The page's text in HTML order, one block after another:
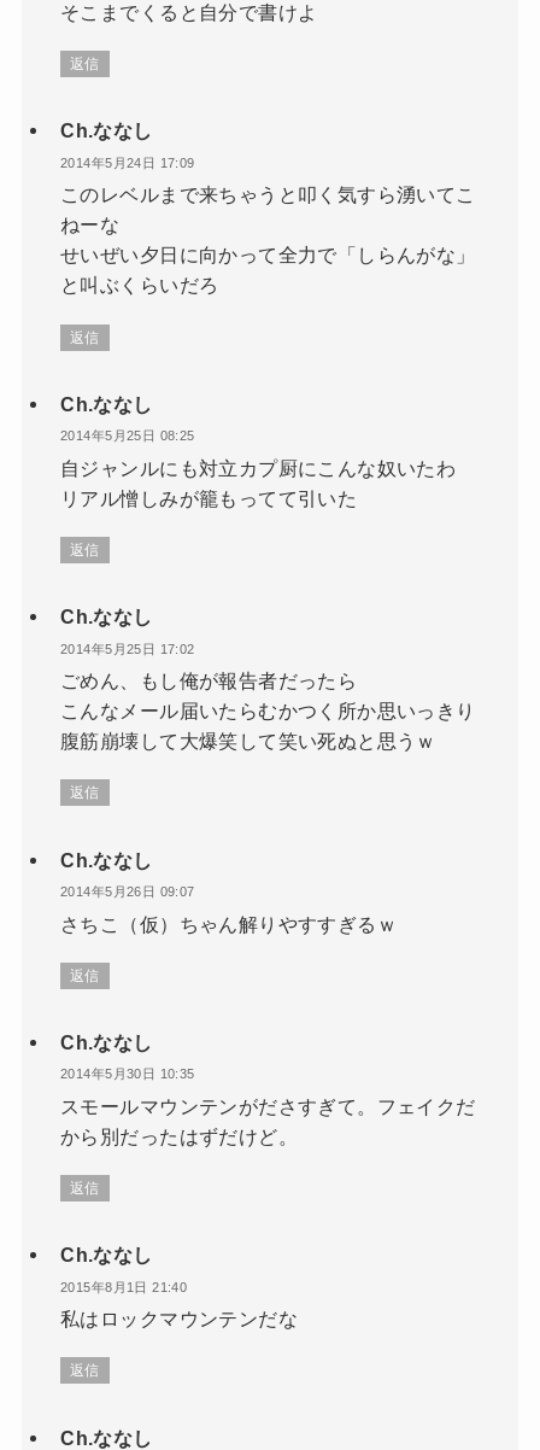
そこまでくると自分で書けよ
返信
Ch.ななし
2014年5月24日 17:09
このレベルまで来ちゃうと叩く気すら湧いてこ
ねーな
せいぜい夕日に向かって全力で「しらんがな」
と叫ぶくらいだろ
返信
Ch.ななし
2014年5月25日 08:25
自ジャンルにも対立カプ厨にこんな奴いたわ
リアル憎しみが籠もってて引いた
返信
Ch.ななし
2014年5月25日 17:02
ごめん、もし俺が報告者だったら
こんなメール届いたらむかつく所か思いっきり
腹筋崩壊して大爆笑して笑い死ぬと思うｗ
返信
Ch.ななし
2014年5月26日 09:07
さちこ（仮）ちゃん解りやすすぎるｗ
返信
Ch.ななし
2014年5月30日 10:35
スモールマウンテンがださすぎて。フェイクだ
から別だったはずだけど。
返信
Ch.ななし
2015年8月1日 21:40
私はロックマウンテンだな
返信
Ch.ななし